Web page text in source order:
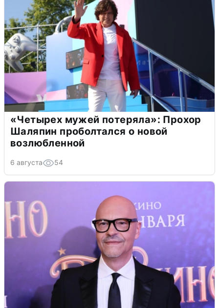
«Четырех мужей потеряла»: Прохор
Шаляпин проболтался о новой
возлюбленной
6 августа 54